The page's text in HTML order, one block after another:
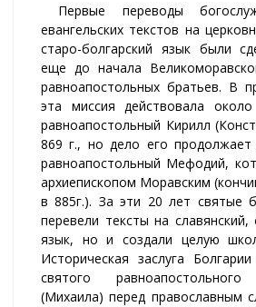
Первые переводы
евангельских текстов на
старо-болгарский язык были
еще до начала
равноапостольных братьев. В
эта миссия действовала
равноапостольный Кирилл
869 г., но дело его продолжает
равноапостольный Мефодий,
архиепископом Моравским
в 885г.). За эти 20 лет святые
перевели тексты на славянский,
язык, но и создали целую
Историческая заслуга
святого
(Михаила) перед православным